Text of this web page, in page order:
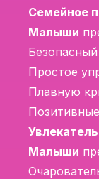
Семейное
Малыши
Простое
Плавную
Малыши